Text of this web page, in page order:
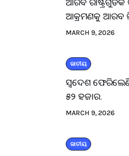
ଆକ୍ରମଣକୁ ଆରବ
MARCH 9, 2026
ଜାତୀୟ
ସ୍ବଦେଶ ଫେରିଲେଣି
୫୨ ହଜାର.
MARCH 9, 2026
ଜାତୀୟ